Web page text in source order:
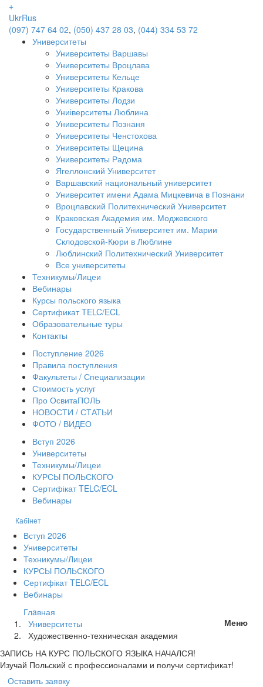
+
UkrRus
(097) 747 64 02, (050) 437 28 03, (044) 334 53 72
Университеты
Университеты Варшавы
Университеты Вроцлава
Университеты Кельце
Университеты Кракова
Университеты Лодзи
Униіверситеты Люблина
Университеты Познаня
Университеты Ченстохова
Университеты Щецина
Университеты Радома
Ягеллонский Университет
Варшавский национальный университет
Университет имени Адама Мицкевича в Познани
Вроцлавский Политехнический Университет
Краковская Академия им. Моджевского
Государственный Университет им. Марии
Склодовской-Кюри в Люблине
Люблинский Политехнический Университет
Все университеты
Техникумы/Лицеи
Вебинары
Курсы польского языка
Сертификат TELC/ECL
Образовательные туры
Контакты
Поступление 2026
Правила поступления
Факультеты / Специализации
Стоимость услуг
Про ОсвитаПОЛЬ
НОВОСТИ / СТАТЬИ
ФОТО / ВИДЕО
Вступ 2026
Университеты
Техникумы/Лицеи
КУРСЫ ПОЛЬСКОГО
Сертифікат TELC/ECL
Вебинары
Кабінет
Вступ 2026
Университеты
Техникумы/Лицеи
КУРСЫ ПОЛЬСКОГО
Сертифікат TELC/ECL
Вебинары
Меню
Глaвная
Университеты
Художественно-техническая академия
ЗАПИСЬ НА КУРС ПОЛЬСКОГО ЯЗЫКА НАЧАЛСЯ!
Изучай Польский с профессионалами и получи сертификат!
Оставить заявку